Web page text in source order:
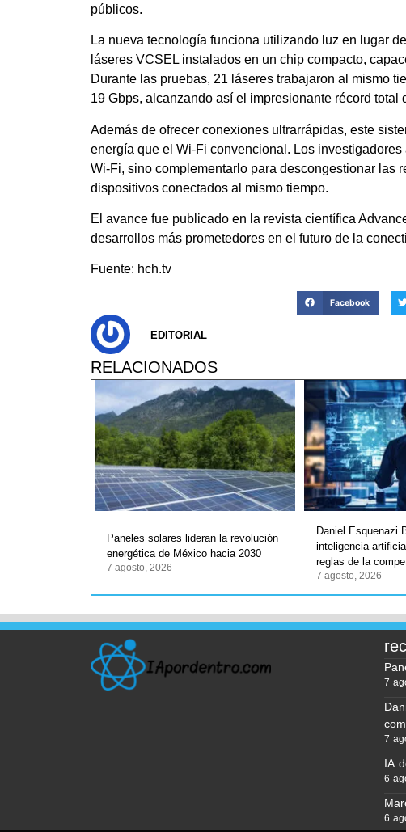
públicos.
La nueva tecnología funciona utilizando luz en lugar
láseres VCSEL instalados en un chip compacto,
Durante las pruebas, 21 láseres trabajaron al mismo
19 Gbps, alcanzando así el impresionante récord
Además de ofrecer conexiones ultrarrápidas, este
energía que el Wi-Fi convencional. Los
Wi-Fi, sino complementarlo para descongestionar las
dispositivos conectados al mismo tiempo.
El avance fue publicado en la revista científica
desarrollos más prometedores en el futuro de la
Fuente: hch.tv
Facebook
EDITORIAL
RELACIONADOS
Paneles solares lideran la revolución
energética de México hacia 2030
7 agosto, 2026
Daniel Esquenazi
inteligencia
reglas de la
7 agosto, 2026
7
7
IA
6
6